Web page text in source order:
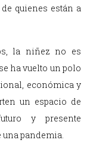
quienes están a
la niñez no es
ha vuelto un polo
económica y
un espacio de
y presente
pandemia.